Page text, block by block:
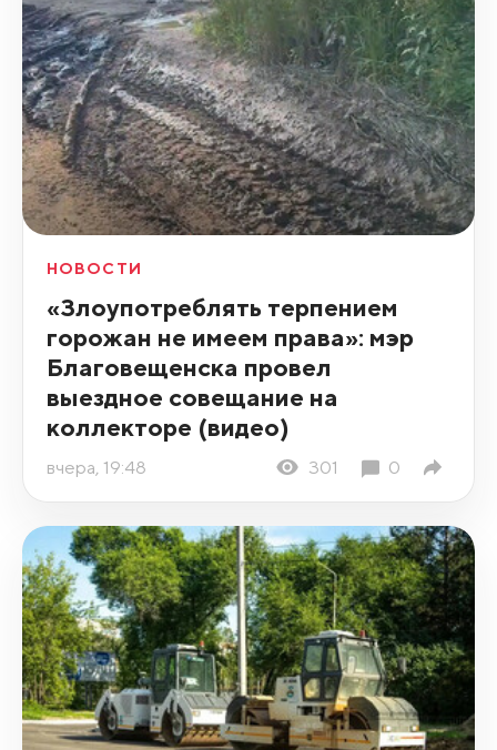
НОВОСТИ
«Злоупотреблять терпением
горожан не имеем права»: мэр
Благовещенска провел
выездное совещание на
коллекторе (видео)
вчера, 19:48 301 0